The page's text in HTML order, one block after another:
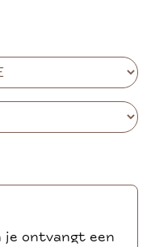
je ontvangt een